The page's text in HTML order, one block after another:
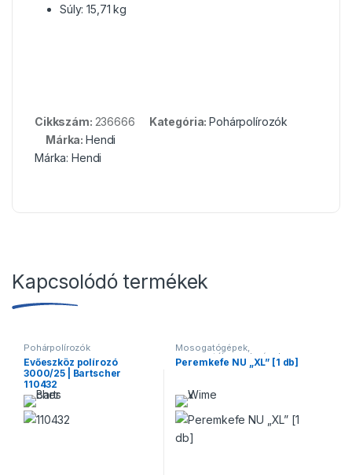
Súly: 15,71 kg
Cikkszám: 236666 Kategória:Pohárpolírozók
Márka:Hendi
Márka:Hendi
Kapcsolódó termékek
Pohárpolírozók
Evőeszköz polírozó
3000/25 | Bartscher
110432
Mosogatógépek,
mosogatóberendezések
Pohárpolírozók
Peremkefe NU „XL” [1 db]